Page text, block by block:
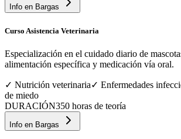
Info en Bargas
Curso Asistencia Veterinaria
Especialización en el cuidado diario de
alimentación específica y medicación vía oral.
✓ Nutrición veterinaria✓ Enfermedades
de miedo
DURACIÓN350 horas de teoría
Info en Bargas